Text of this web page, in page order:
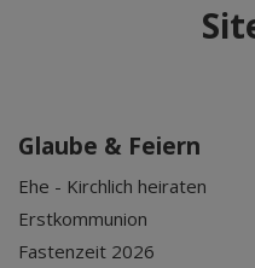
Glaube & Feiern
Ehe - Kirchlich heiraten
Erstkommunion
Fastenzeit 2026